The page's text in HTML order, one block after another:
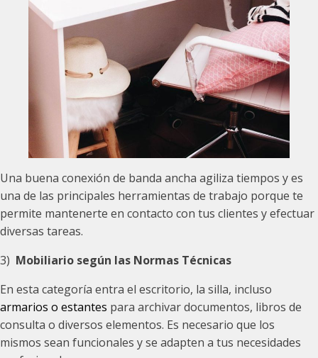
Una buena conexión de banda ancha agiliza tiempos y es
una de las principales herramientas de trabajo porque te
permite mantenerte en contacto con tus clientes y efectuar
diversas tareas.
3) Mobiliario según las Normas Técnicas
En esta categoría entra el escritorio, la silla, incluso
armarios o estantes para archivar documentos, libros de
consulta o diversos elementos. Es necesario que los
mismos sean funcionales y se adapten a tus necesidades